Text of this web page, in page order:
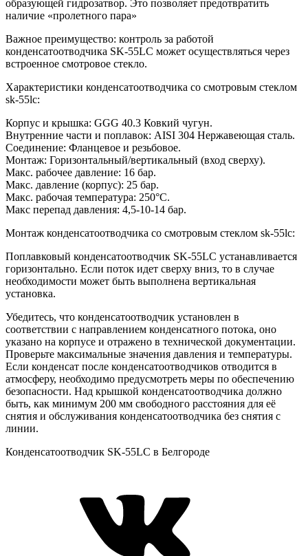
образующей гидрозатвор. Это позволяет предотвратить
наличие «пролетного пара»
Важное преимущество: контроль за работой
конденсатоотводчика SK-55LC может осуществляться через
встроенное смотровое стекло.
Характеристики конденсатоотводчика со смотровым стеклом
sk-55lc:
Корпус и крышка: GGG 40.3 Ковкий чугун.
Внутренние части и поплавок: AISI 304 Нержавеющая сталь.
Соединение: Фланцевое и резьбовое.
Монтаж: Горизонтальный/вертикальный (вход сверху).
Макс. рабочее давление: 16 бар.
Макс. давление (корпус): 25 бар.
Макс. рабочая температура: 250°C.
Макс перепад давления: 4,5-10-14 бар.
Монтаж конденсатоотводчика со смотровым стеклом sk-55lc:
Поплавковый конденсатоотводчик SK-55LC устанавливается
горизонтально. Если поток идет сверху вниз, то в случае
необходимости может быть выполнена вертикальная
установка.
Убедитесь, что конденсатоотводчик установлен в
соответствии с направлением конденсатного потока, оно
указано на корпусе и отражено в технической документации.
Проверьте максимальные значения давления и температуры.
Если конденсат после конденсатоотводчиков отводится в
атмосферу, необходимо предусмотреть меры по обеспечению
безопасности. Над крышкой конденсатоотводчика должно
быть, как минимум 200 мм свободного расстояния для её
снятия и обслуживания конденсатоотводчика без снятия с
линии.
Конденсатоотводчик SK-55LC в Белгороде